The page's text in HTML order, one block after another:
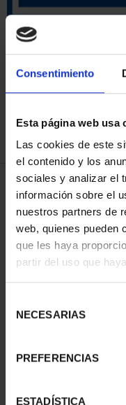
Consentimiento
Esta página web usa
Las cookies de este
el contenido y los
sociales y analizar el
información sobre el
nuestros partners de
web, quienes pueden
que les haya
partir del uso que
NECESARIAS
PREFERENCIAS
ESTADÍSTICA
3 Productos encontrados